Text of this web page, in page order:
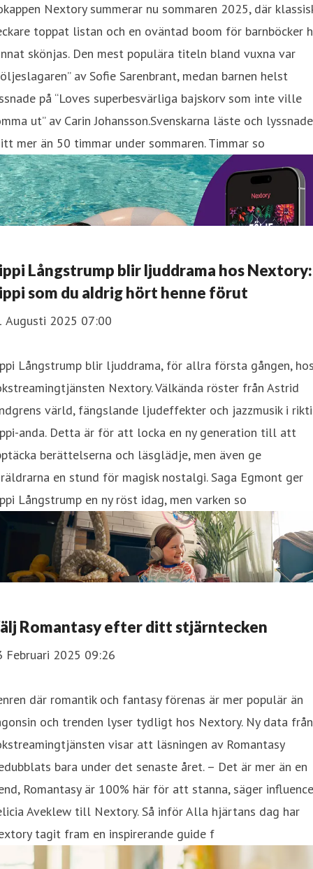
Nextory summerar nu sommaren 2025, där
toppat listan och en oväntad boom för barnböcker
skönjas. Den mest populära titeln bland vuxna var
av Sofie Sarenbrant, medan barnen helst
på “Loves superbesvärliga bajskorv som inte ville
ut” av Carin Johansson.Svenskarna läste och
mer än 50 timmar under sommaren. Timmar so
Långstrump blir ljuddrama hos Nextory:
som du aldrig hört henne förut
Augusti 2025 07:00
Långstrump blir ljuddrama, för allra första gången,
Nextory. Välkända röster från Astrid
värld, fängslande ljudeffekter och jazzmusik i
anda. Detta är för att locka en ny generation till att
berättelserna och läsglädje, men även ge
en stund för magisk nostalgi. Saga Egmont ger
Långstrump en ny röst idag, men varken so
Romantasy efter ditt stjärntecken
Februari 2025 09:26
där romantik och fantasy förenas är mer populär än
och trenden lyser tydligt hos Nextory. Ny data från
visar att läsningen av Romantasy
bara under det senaste året. – Det är mer än en
Romantasy är 100% här för att stanna, säger
Aveklew till Nextory. Så inför Alla hjärtans dag har
tagit fram en inspirerande guide f